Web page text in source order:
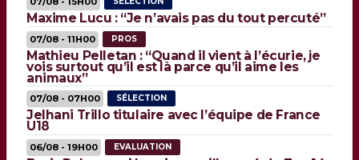
Maxime Lucu : “Je n’avais pas du tout percuté”
07/08 - 11H00 PROS
Mathieu Pelletan : “Quand il vient à l’écurie, je
vois surtout qu’il est là parce qu’il aime les
animaux”
07/08 - 07H00 SÉLECTION
Jelhani Trillo titulaire avec l’équipe de France
U18
06/08 - 19H00 EVALUATION